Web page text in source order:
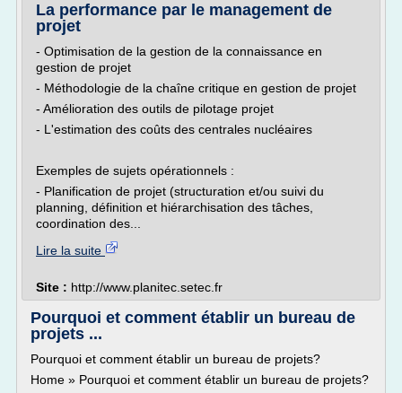
La performance par le management de
projet
- Optimisation de la gestion de la connaissance en
gestion de projet
- Méthodologie de la chaîne critique en gestion de projet
- Amélioration des outils de pilotage projet
- L'estimation des coûts des centrales nucléaires
Exemples de sujets opérationnels :
- Planification de projet (structuration et/ou suivi du
planning, définition et hiérarchisation des tâches,
coordination des...
Lire la suite
Site : http://www.planitec.setec.fr
Pourquoi et comment établir un bureau de
projets ...
Pourquoi et comment établir un bureau de projets?
Home » Pourquoi et comment établir un bureau de projets?